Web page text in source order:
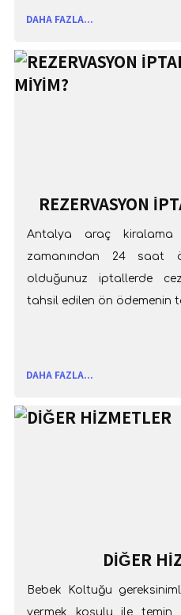
DAHA FAZLA...
REZERVASYON
Antalya araç
zamanından 24 saat
olduğunuz iptallerde
tahsil edilen ön ödemenin
DAHA FAZLA...
DİĞER
Bebek Koltuğu
vermek koşulu ile temin